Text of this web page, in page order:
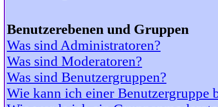
Benutzerebenen und Gruppen
Was sind Administratoren?
Was sind Moderatoren?
Was sind Benutzergruppen?
Wie kann ich einer Benutzergruppe